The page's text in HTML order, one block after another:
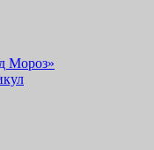
Мороз»